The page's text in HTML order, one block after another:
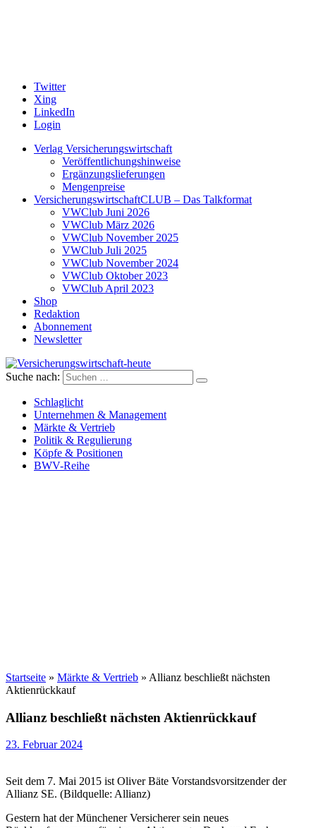
Twitter
Xing
LinkedIn
Login
Verlag Versicherungswirtschaft
Veröffentlichungshinweise
Ergänzungslieferungen
Mengenpreise
VersicherungswirtschaftCLUB – Das Talkformat
VWClub Juni 2026
VWClub März 2026
VWClub November 2025
VWClub Juli 2025
VWClub November 2024
VWClub Oktober 2023
VWClub April 2023
Shop
Redaktion
Abonnement
Newsletter
Versicherungswirtschaft-heute
Suche nach:
Schlaglicht
Unternehmen & Management
Märkte & Vertrieb
Politik & Regulierung
Köpfe & Positionen
BWV-Reihe
Startseite » Märkte & Vertrieb » Allianz beschließt nächsten
Aktienrückkauf
Allianz beschließt nächsten Aktienrückkauf
23. Februar 2024
Seit dem 7. Mai 2015 ist Oliver Bäte Vorstandsvorsitzender der
Allianz SE. (Bildquelle: Allianz)
Gestern hat der Münchener Versicherer sein neues